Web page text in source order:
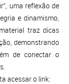
uma reflexão de
e dinamismo,
traz dicas
demonstrando
de conectar o
acessar o link: